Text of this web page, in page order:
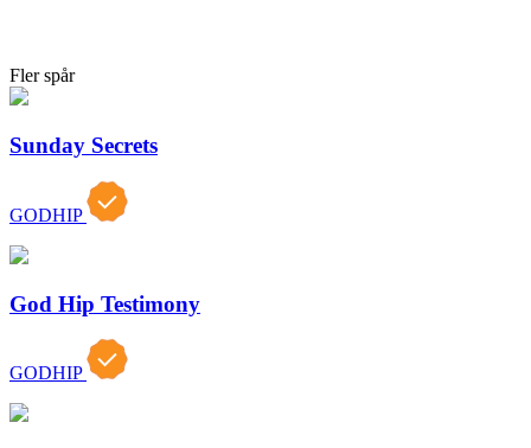
Fler spår
Sunday Secrets
GODHIP
God Hip Testimony
GODHIP